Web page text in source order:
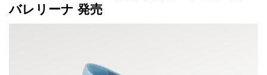
バレリーナ 発売